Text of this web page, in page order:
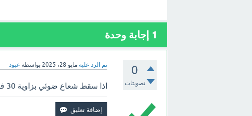
1 إجابة وحدة
0
تصويتات
تم الرد عليه مايو 28، 2025 بواسطة عبود
اذا سقط شعاع ضوئي بزاوية 30 فانه ينعكس بزاوية .... طبقا للقانون لانعكاس الضوء؟